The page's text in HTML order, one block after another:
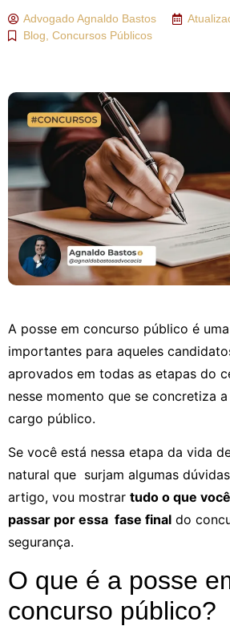
AdvogadoAgnaldo Bastos
Blog, Concursos Públicos
A posse em concurso público é
importantes para aqueles
aprovados em todas as etapas do
nesse momento que se concretiza
cargo público.
Se você está nessa etapa da vida
natural que surjam algumas
artigo, vou mostrar tudo o que
passar por essa fase final do
segurança.
O que é a posse
concurso público?